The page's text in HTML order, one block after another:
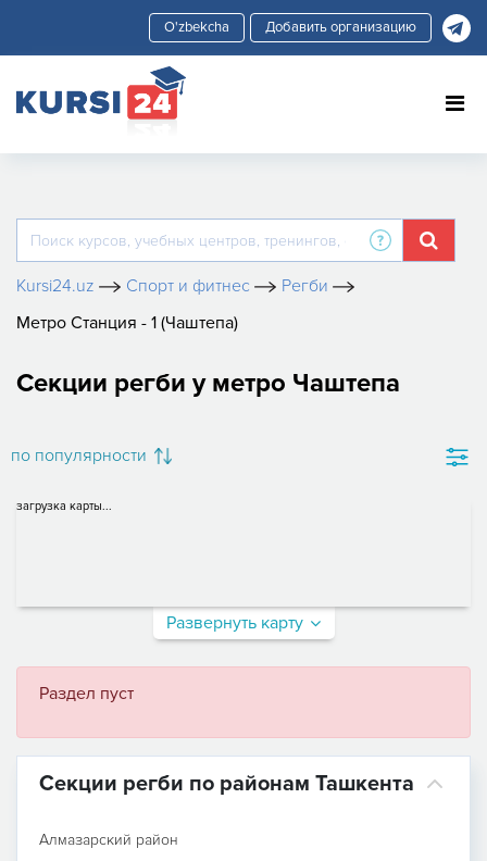
Добавить организацию
Kursi24.uz Спорт и фитнес
Регби
Метро Станция - 1 (Чаштепа)
Секции регби у метро Чаштепа
по популярности
загрузка карты...
Развернуть карту
Раздел пуст
Секции регби по районам Ташкента
Алмазарский район